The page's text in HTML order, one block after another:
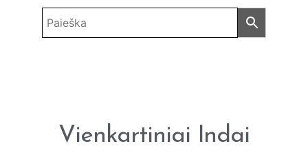
Vienkartiniai Indai